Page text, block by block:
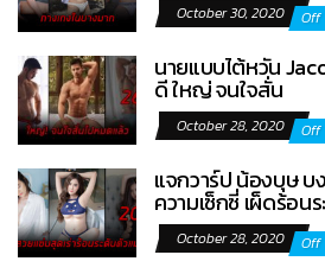
October 30, 2020 Off
นายแบบไต้หวัน
ดี ใหญ่ จนใจสั่น
October 28, 2020 Off
แจกวาร์ป น้องบุษ บ
ความเซ็กซี่ เผ็ดร้อน
October 28, 2020 Off